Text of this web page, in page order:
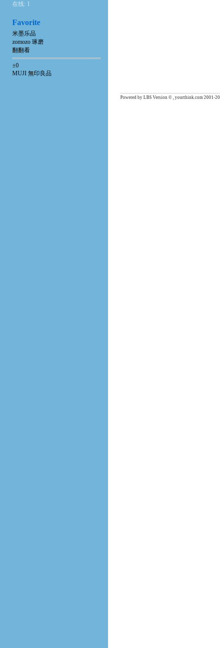
在线: 1
Favorite
米墨乐品
zomozo 琢磨
翻翻看
±0
MUJI 無印良品
Powered by LBS Version © , yourthink.com 2001-